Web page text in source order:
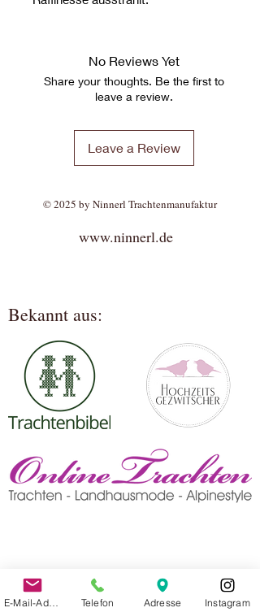
No Reviews Yet
Share your thoughts. Be the first to
leave a review.
Leave a Review
© 2025 by Ninnerl Trachtenmanufaktur
www.ninnerl.de
Bekannt aus:
E-Mail-Adresse Telefon Adresse Instagram